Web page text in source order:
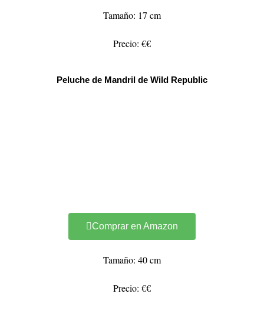
Tamaño: 17 cm
Precio: €€
Peluche de Mandril de Wild Republic
Comprar en Amazon
Tamaño: 40 cm
Precio: €€